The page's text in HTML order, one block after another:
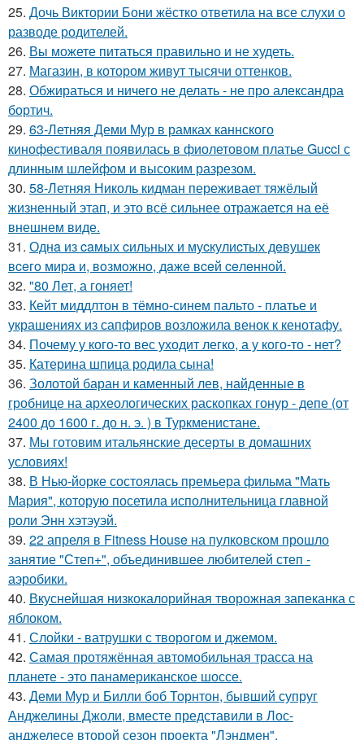
25. Дочь Виктории Бони жёстко ответила на все слухи о
разводе родителей.
26. Вы можете питаться правильно и не худеть.
27. Магазин, в котором живут тысячи оттенков.
28. Обжираться и ничего не делать - не про александра
бортич.
29. 63-Летняя Деми Мур в рамках каннского
кинофестиваля появилась в фиолетовом платье Gucci с
длинным шлейфом и высоким разрезом.
30. 58-Летняя Николь кидман переживает тяжёлый
жизненный этап, и это всё сильнее отражается на её
внешнем виде.
31. Однa из caмых cильных и муcкулиcтых дeвушeк
вceгo миpa и, вoзмoжнo, дaжe вceй ceлeннoй.
32. "80 Лет, а гоняет!
33. Кейт миддлтон в тёмно-синем пальто - платье и
украшениях из сапфиров возложила венок к кенотафу.
34. Почему у кого-то вес уходит легко, а у кого-то - нет?
35. Катерина шпица родила сына!
36. Золотой баран и каменный лев, найденные в
гробнице на археологических раскопках гонур - депе (от
2400 до 1600 г. до н. э. ) в Туркменистане.
37. Мы готовим итальянские десерты в домашних
условиях!
38. В Нью-йорке состоялась премьера фильма "Мать
Мария", которую посетила исполнительница главной
роли Энн хэтэуэй.
39. 22 апреля в Fitness House на пулковском прошло
занятие "Степ+", объединившее любителей степ -
аэробики.
40. Вкуснейшая низкокалорийная творожная запеканка с
яблоком.
41. Слойки - ватрушки с творогом и джемом.
42. Самая протяжённая автомобильная трасса на
планете - это панамериканское шоссе.
43. Деми Мур и Билли боб Торнтон, бывший супруг
Анджелины Джоли, вместе представили в Лос-
анджелесе второй сезон проекта "Лэндмен".